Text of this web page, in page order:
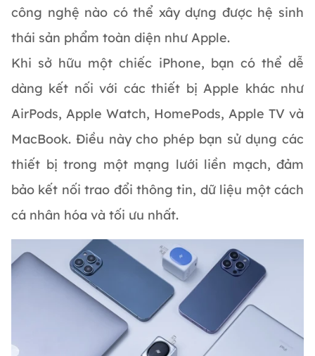
công nghệ nào có thể xây dựng được hệ sinh
thái sản phẩm toàn diện như Apple.
Khi sở hữu một chiếc iPhone, bạn có thể dễ
dàng kết nối với các thiết bị Apple khác như
AirPods, Apple Watch, HomePods, Apple TV và
MacBook. Điều này cho phép bạn sử dụng các
thiết bị trong một mạng lưới liền mạch, đảm
bảo kết nối trao đổi thông tin, dữ liệu một cách
cá nhân hóa và tối ưu nhất.